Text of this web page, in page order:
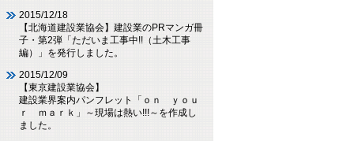
2015/12/18
【北海道建設業協会】建設業のPRマンガ冊
子・第2弾「ただいま工事中!!（土木工事
編）」を発行しました。
2015/12/09
【東京建設業協会】
建設業界案内パンフレット「ｏｎ ｙｏｕ
ｒ ｍａｒｋ」～現場は熱い!!!～を作成し
ました。